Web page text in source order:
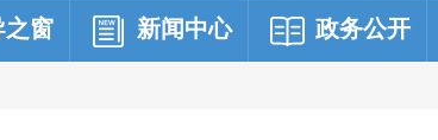
之窗 新闻中心 政务公开